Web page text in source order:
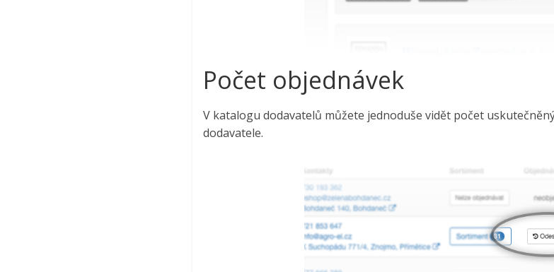
Počet objednávek
V katalogu dodavatelů můžete jednoduše vidět počet
dodavatele.